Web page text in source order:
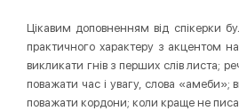
Цікавим доповненням від спікерки
практичного характеру з акцентом на
викликати гнів з перших слів листа;
поважати час і увагу, слова «амеби»;
поважати кордони; коли краще не